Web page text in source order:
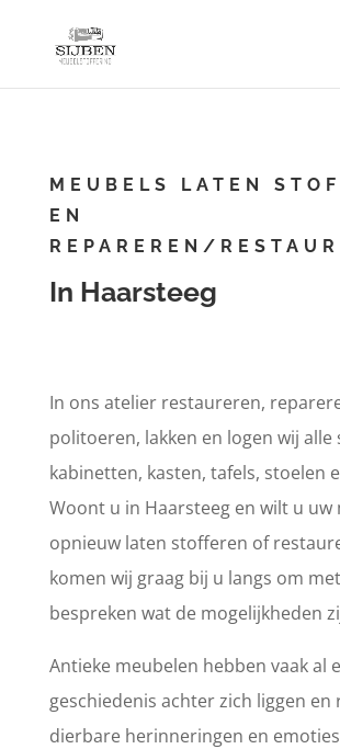
MEUBELS LATEN
EN
REPAREREN/
In Haarsteeg
In ons atelier restaureren,
politoeren, lakken en logen wij alle
kabinetten, kasten, tafels, stoelen
Woont u in Haarsteeg en wilt u uw
opnieuw laten stofferen of
komen wij graag bij u langs om
bespreken wat de mogelijkheden
Antieke meubelen hebben vaak al
geschiedenis achter zich liggen en
dierbare herinneringen en